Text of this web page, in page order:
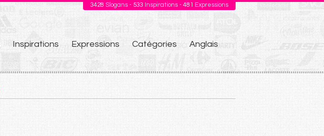
3428 Slogans - 533 Inspirations - 481 Expressions
Inspirations Expressions Catégories Anglais